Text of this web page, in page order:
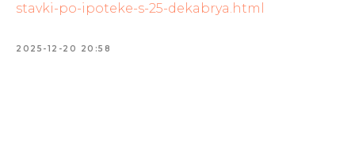
stavki-po-ipoteke-s-25-dekabrya.html
2025-12-20 20:58